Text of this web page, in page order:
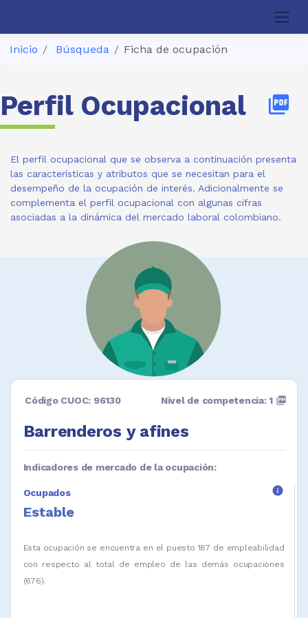
Inicio Búsqueda Ficha de ocupación
Perfil Ocupacional picture_as_pdf
El perfil ocupacional que se observa a continuación presenta
las características y atributos que se necesitan para el
desempeño de la ocupación de interés. Adicionalmente se
complementa el perfil ocupacional con algunas cifras
asociadas a la dinámica del mercado laboral colombiano.
Código CUOC: 96130
Barrenderos y afines
Nivel de competencia: 1 picture_as_pdf
Indicadores de mercado de la ocupación:
Ocupados info
Estable
Esta ocupación se encuentra en el puesto 187 de empleabilidad
con respecto al total de empleo de las demás ocupaciones
(676).